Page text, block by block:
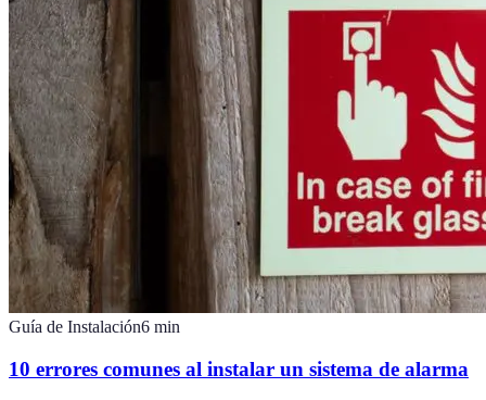
Guía de Instalación6 min
10 errores comunes al instalar un sistema de alarma